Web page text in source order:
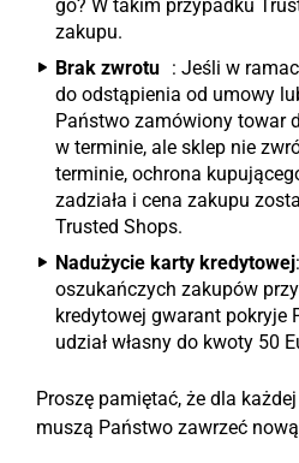
go? W takim przypadku
zakupu.
Brak zwrotu : Jeśli w
do odstąpienia od umowy
Państwo zamówiony towar
w terminie, ale sklep nie
terminie, ochrona
zadziała i cena zakupu
Trusted Shops.
Nadużycie karty kredytowej
oszukańczych zakupów
kredytowej gwarant pokryje
udział własny do kwoty 50
Proszę pamiętać, że dla
muszą Państwo zawrzeć